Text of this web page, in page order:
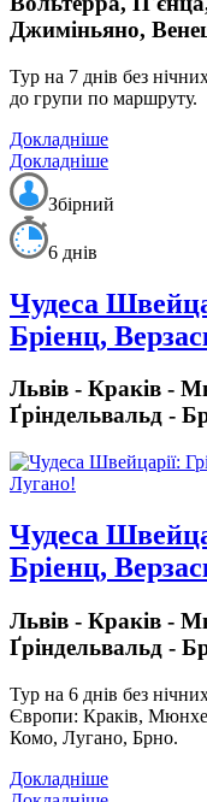
Джиміньяно,
Тур на 7 днів без
до групи по маршруту.
Докладніше
Докладніше
Збірний
6 днів
Чудеса
Бріенц,
Львів - Краків -
Ґріндельвальд -
Чудеса
Бріенц,
Львів - Краків -
Ґріндельвальд -
Тур на 6 днів без
Європи: Краків,
Комо, Лугано, Брно.
Докладніше